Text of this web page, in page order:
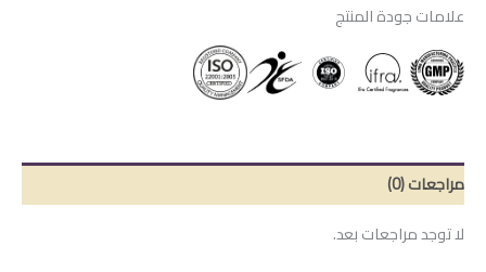
علامات جودة المنتج
مراجعات (0)
لا توجد مراجعات بعد.